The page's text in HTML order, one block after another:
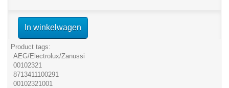
In winkelwagen
Product tags:
AEG/Electrolux/Zanussi
00102321
8713411100291
00102321001